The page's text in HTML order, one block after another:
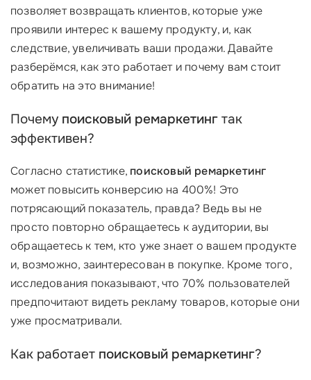
позволяет возвращать клиентов, которые уже
проявили интерес к вашему продукту, и, как
следствие, увеличивать ваши продажи. Давайте
разберёмся, как это работает и почему вам стоит
обратить на это внимание!
Почему поисковый ремаркетинг так
эффективен?
Согласно статистике, поисковый ремаркетинг
может повысить конверсию на 400%! Это
потрясающий показатель, правда? Ведь вы не
просто повторно обращаетесь к аудитории, вы
обращаетесь к тем, кто уже знает о вашем продукте
и, возможно, заинтересован в покупке. Кроме того,
исследования показывают, что 70% пользователей
предпочитают видеть рекламу товаров, которые они
уже просматривали.
Как работает поисковый ремаркетинг?